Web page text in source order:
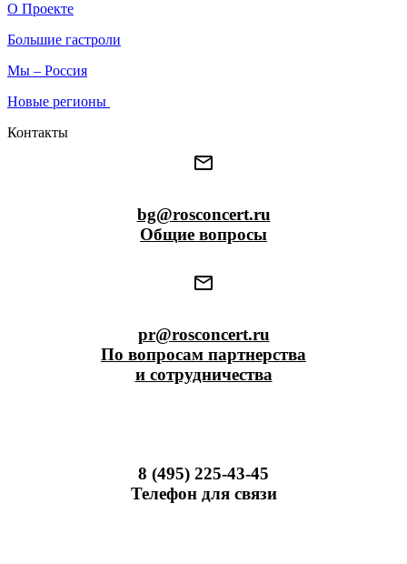
О Проекте
Большие гастроли
Мы – Россия
Новые регионы
Контакты
bg@rosconcert.ru
Общие вопросы
pr@rosconcert.ru
По вопросам партнерства
и сотрудничества
8 (495) 225-43-45
Телефон для связи